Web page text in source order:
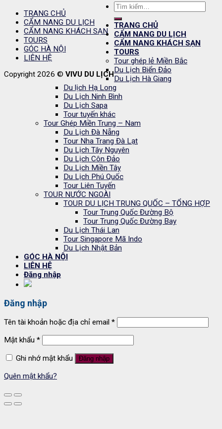
TRANG CHỦ
CẨM NANG DU LỊCH
CẨM NANG KHÁCH SẠN
TOURS
GÓC HÀ NỘI
LIÊN HỆ
Copyright 2026 © VIVU DU LỊCH
Tìm
kiếm:
TRANG CHỦ
CẨM NANG DU LỊCH
CẨM NANG KHÁCH SẠN
TOURS
Tour ghép lẻ Miền Bắc
Du Lịch Biển Đảo
Du Lịch Hà Giang
Du lịch Hạ Long
Du Lịch Ninh Bình
Du Lịch Sapa
Tour tuyến khác
Tour Ghép Miền Trung – Nam
Du Lịch Đà Nẵng
Tour Nha Trang Đà Lạt
Du Lịch Tây Nguyên
Du Lịch Côn Đảo
Du Lịch Miền Tây
Du Lịch Phú Quốc
Tour Liên Tuyến
TOUR NƯỚC NGOÀI
TOUR DU LỊCH TRUNG QUỐC – TỔNG HỢP
Tour Trung Quốc Đường Bộ
Tour Trung Quốc Đường Bay
Du Lịch Thái Lan
Tour Singapore Mã Indo
Du Lịch Nhật Bản
GÓC HÀ NỘI
LIÊN HỆ
Đăng nhập
Đăng nhập
Tên tài khoản hoặc địa chỉ email *
Mật khẩu *
Ghi nhớ mật khẩu Đăng nhập
Quên mật khẩu?